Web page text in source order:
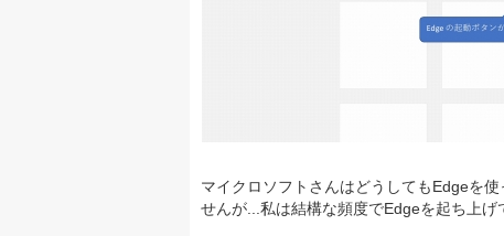
マイクロソフトさんはどうしてもEdgeを
せんが...私は結構な頻度でEdgeを起ち上げ